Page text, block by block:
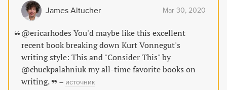
to improve their writing skills.
James Altucher Mar 30, 2020
@ericarhodes You'd maybe like this excellent
recent book breaking down Kurt Vonnegut's
writing style: This and "Consider This" by
@chuckpalahniuk my all-time favorite books on
writing.
– источник